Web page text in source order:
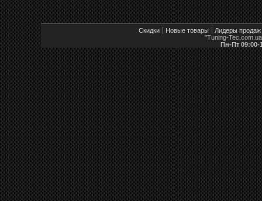
Скидки Новые товары
Лидеры продаж
"Tuning-
Пн-Пт 09:00-